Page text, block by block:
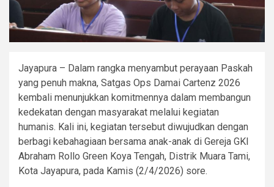
Jayapura – Dalam rangka menyambut perayaan Paskah
yang penuh makna, Satgas Ops Damai Cartenz 2026
kembali menunjukkan komitmennya dalam membangun
kedekatan dengan masyarakat melalui kegiatan
humanis. Kali ini, kegiatan tersebut diwujudkan dengan
berbagi kebahagiaan bersama anak-anak di Gereja GKI
Abraham Rollo Green Koya Tengah, Distrik Muara Tami,
Kota Jayapura, pada Kamis (2/4/2026) sore.